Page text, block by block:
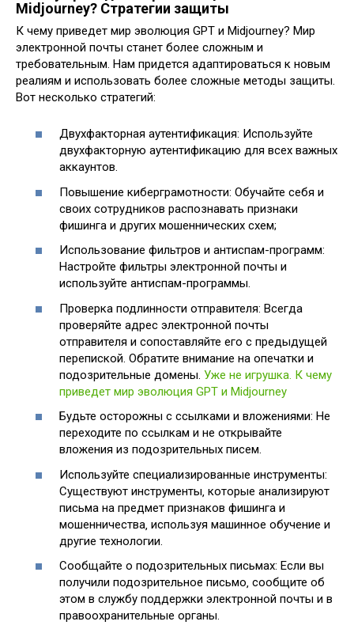
Midjourney? Стратегии защиты
К чему приведет мир эволюция GPT и Midjourney? Мир
электронной почты станет более сложным и
требовательным. Нам придется адаптироваться к новым
реалиям и использовать более сложные методы защиты.
Вот несколько стратегий:
Двухфакторная аутентификация: Используйте
двухфакторную аутентификацию для всех важных
аккаунтов.
Повышение киберграмотности: Обучайте себя и
своих сотрудников распознавать признаки
фишинга и других мошеннических схем;
Использование фильтров и антиспам-программ:
Настройте фильтры электронной почты и
используйте антиспам-программы.
Проверка подлинности отправителя: Всегда
проверяйте адрес электронной почты
отправителя и сопоставляйте его с предыдущей
перепиской. Обратите внимание на опечатки и
подозрительные домены. Уже не игрушка. К чему
приведет мир эволюция GPT и Midjourney
Будьте осторожны с ссылками и вложениями: Не
переходите по ссылкам и не открывайте
вложения из подозрительных писем.
Используйте специализированные инструменты:
Существуют инструменты‚ которые анализируют
письма на предмет признаков фишинга и
мошенничества‚ используя машинное обучение и
другие технологии.
Сообщайте о подозрительных письмах: Если вы
получили подозрительное письмо‚ сообщите об
этом в службу поддержки электронной почты и в
правоохранительные органы.